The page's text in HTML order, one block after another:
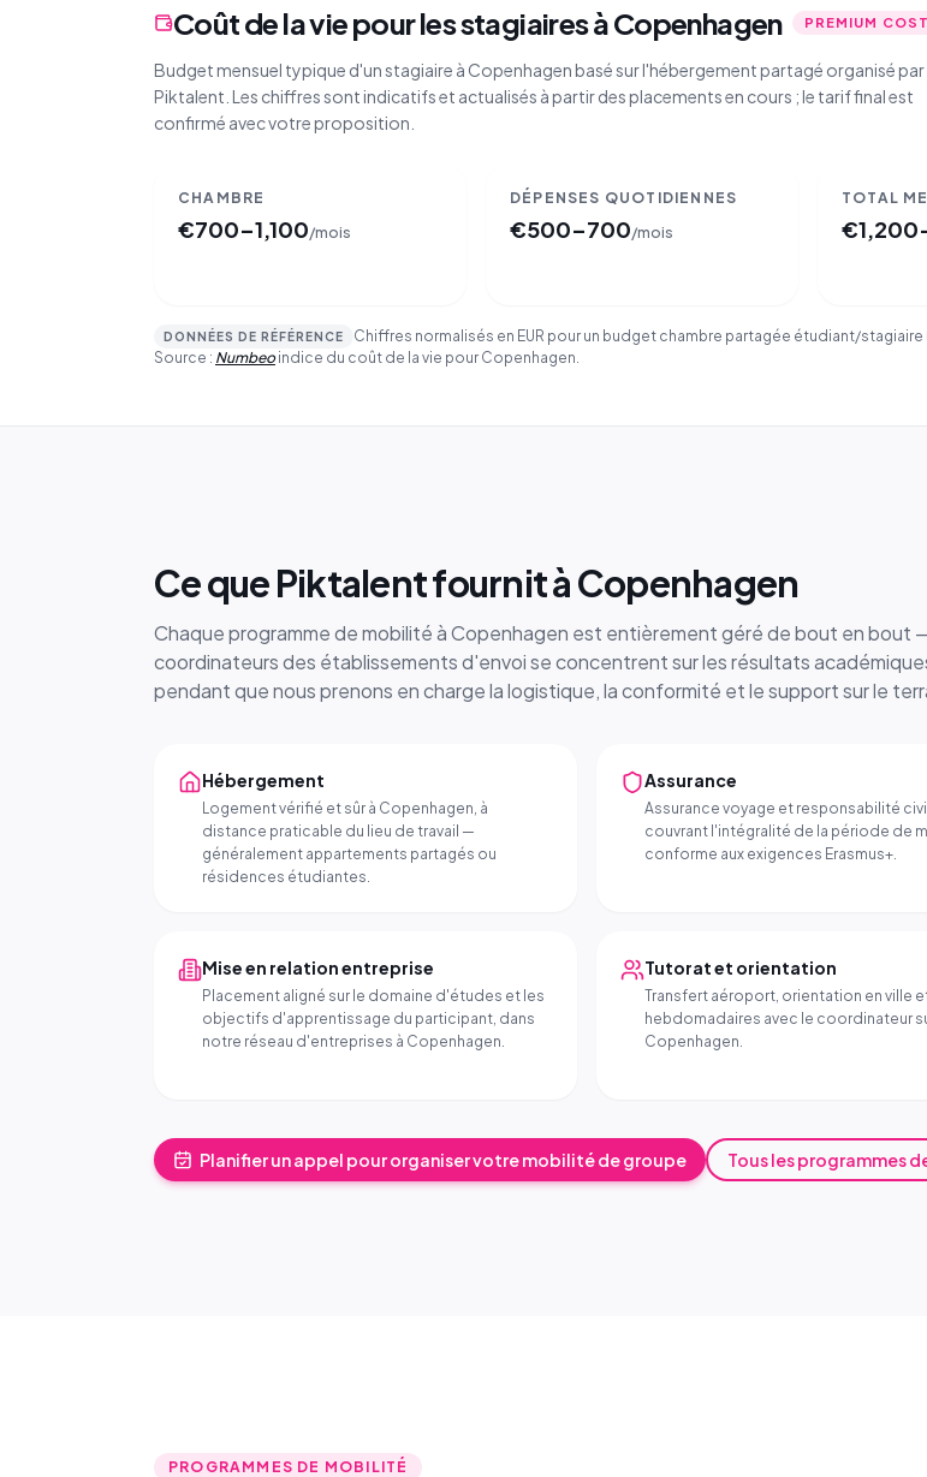
Coût de la vie pour les stagiaires à Copenhagen PREMIUM COST
Budget mensuel typique d'un stagiaire à Copenhagen basé sur l'hébergement partagé organisé par
Piktalent. Les chiffres sont indicatifs et actualisés à partir des placements en cours ; le tarif final est
confirmé avec votre proposition.
CHAMBRE
€700–1,100/mois
DÉPENSES QUOTIDIENNES
€500–700/mois
TOTAL
€
DONNÉES DE RÉFÉRENCE
Chiffres normalisés en EUR pour un budget chambre partagée étudiant/
Source : Numbeoindice du coût de la vie pour Copenhagen.
Ce que Piktalent fournit à Copenhagen
Chaque programme de mobilité à Copenhagen est entièrement géré de bout en bout
coordinateurs des établissements d'envoi se concentrent sur les résultats
pendant que nous prenons en charge la logistique, la conformité et le support sur le
Hébergement
Logement vérifié et sûr à Copenhagen, à
distance praticable du lieu de travail —
généralement appartements partagés ou
résidences étudiantes.
Assurance
Assurance voyage et responsabilité
couvrant l'intégralité de la période de
conforme aux exigences Erasmus+.
Mise en relation entreprise
Placement aligné sur le domaine d'études et les
objectifs d'apprentissage du participant, dans
notre réseau d'entreprises à Copenhagen.
Tutorat et orientation
Transfert aéroport, orientation en ville
hebdomadaires avec le coordinateur
Copenhagen.
Planifier un appel pour organiser votre mobilité de groupe Tous les programmes
PROGRAMMES DE MOBILITÉ